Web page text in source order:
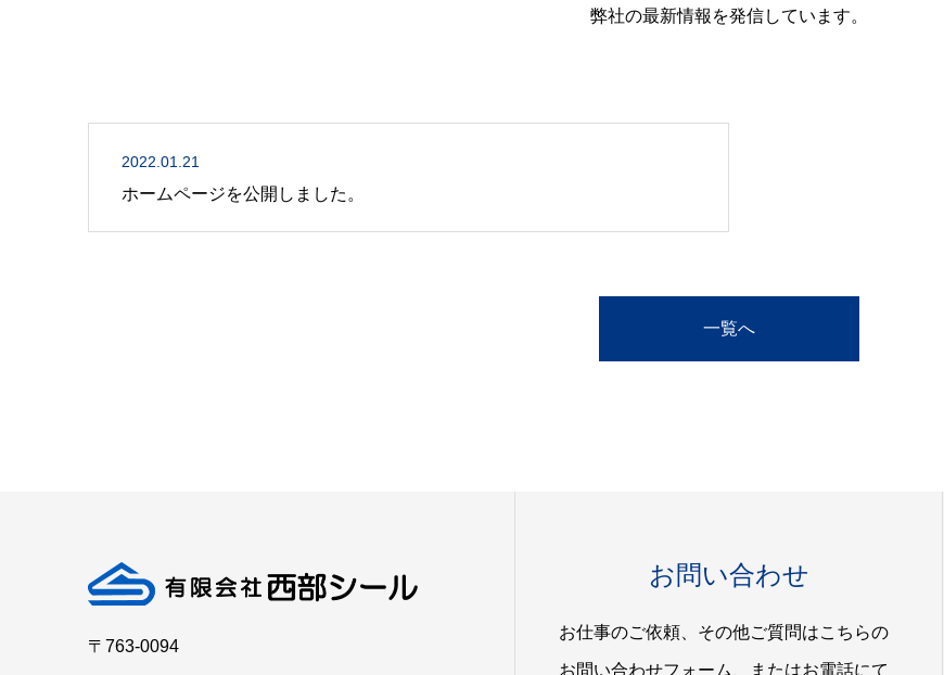
弊社の最新情報を発信しています。
2022.01.21
ホームページを公開しました。
一覧へ
〒763-0094
お問い合わせ
お仕事のご依頼、その他ご質問はこちらの
お問い合わせフォーム、またはお電話にて